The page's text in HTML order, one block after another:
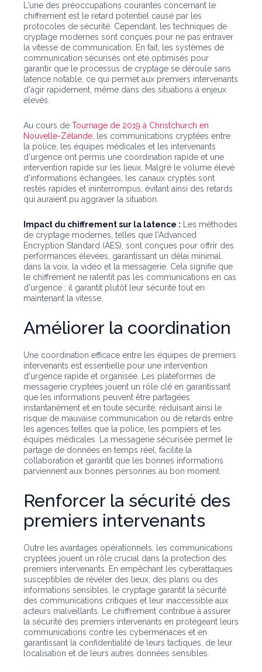
L'une des préoccupations courantes concernant le
chiffrement est le retard potentiel causé par les
protocoles de sécurité. Cependant, les techniques de
cryptage modernes sont conçues pour ne pas entraver
la vitesse de communication. En fait, les systèmes de
communication sécurisés ont été optimisés pour
garantir que le processus de cryptage se déroule sans
latence notable, ce qui permet aux premiers intervenants
d'agir rapidement, même dans des situations à enjeux
élevés.
Au cours de Tournage de 2019 à Christchurch en
Nouvelle-Zélande , les communications cryptées entre
la police, les équipes médicales et les intervenants
d'urgence ont permis une coordination rapide et une
intervention rapide sur les lieux. Malgré le volume élevé
d'informations échangées, les canaux cryptés sont
restés rapides et ininterrompus, évitant ainsi des retards
qui auraient pu aggraver la situation.
Impact du chiffrement sur la latence : Les méthodes
de cryptage modernes, telles que l'Advanced
Encryption Standard (AES), sont conçues pour offrir des
performances élevées, garantissant un délai minimal
dans la voix, la vidéo et la messagerie. Cela signifie que
le chiffrement ne ralentit pas les communications en cas
d'urgence ; il garantit plutôt leur sécurité tout en
maintenant la vitesse.
Améliorer la coordination
Une coordination efficace entre les équipes de premiers
intervenants est essentielle pour une intervention
d'urgence rapide et organisée. Les plateformes de
messagerie cryptées jouent un rôle clé en garantissant
que les informations peuvent être partagées
instantanément et en toute sécurité, réduisant ainsi le
risque de mauvaise communication ou de retards entre
les agences telles que la police, les pompiers et les
équipes médicales. La messagerie sécurisée permet le
partage de données en temps réel, facilite la
collaboration et garantit que les bonnes informations
parviennent aux bonnes personnes au bon moment.
Renforcer la sécurité des
premiers intervenants
Outre les avantages opérationnels, les communications
cryptées jouent un rôle crucial dans la protection des
premiers intervenants. En empêchant les cyberattaques
susceptibles de révéler des lieux, des plans ou des
informations sensibles, le cryptage garantit la sécurité
des communications critiques et leur inaccessible aux
acteurs malveillants. Le chiffrement contribue à assurer
la sécurité des premiers intervenants en protégeant leurs
communications contre les cybermenaces et en
garantissant la confidentialité de leurs tactiques, de leur
localisation et de leurs autres données sensibles.